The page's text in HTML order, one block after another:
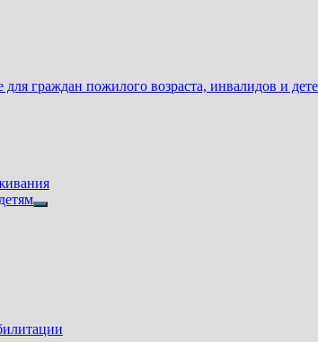
граждан пожилого возраста, инвалидов и
Показать